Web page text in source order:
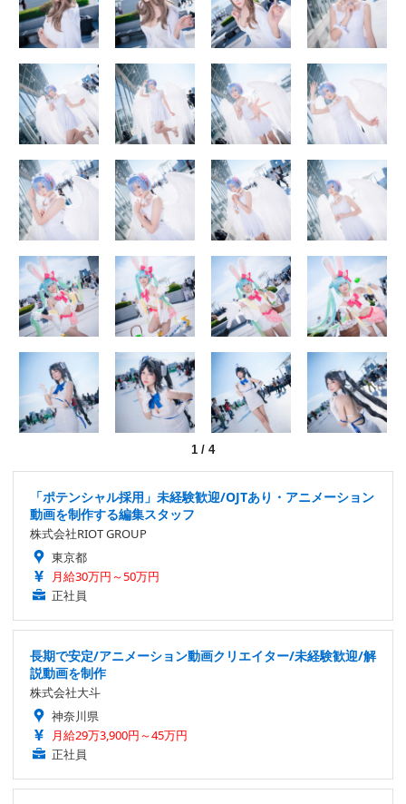
1 / 4
「ポテンシャル採用」未経験歓迎/OJTあり・アニメーション
動画を制作する編集スタッフ
株式会社RIOT GROUP
東京都
月給30万円～50万円
正社員
長期で安定/アニメーション動画クリエイター/未経験歓迎/解
説動画を制作
株式会社大斗
神奈川県
月給29万3,900円～45万円
正社員